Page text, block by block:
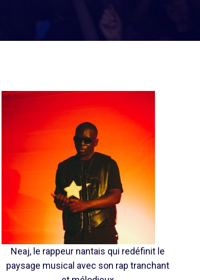
Neaj, le rappeur nantais qui redéfinit le
paysage musical avec son rap tranchant